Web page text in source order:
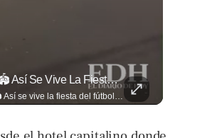
🔥⚽🏟️ Así Se Vive La Fiesta Del Fútbol Salvadoreño: La Pasión De Tigrillos Y Aguiluchos Ya Enciende El Ambiente Previo A La Gran Final Entre...